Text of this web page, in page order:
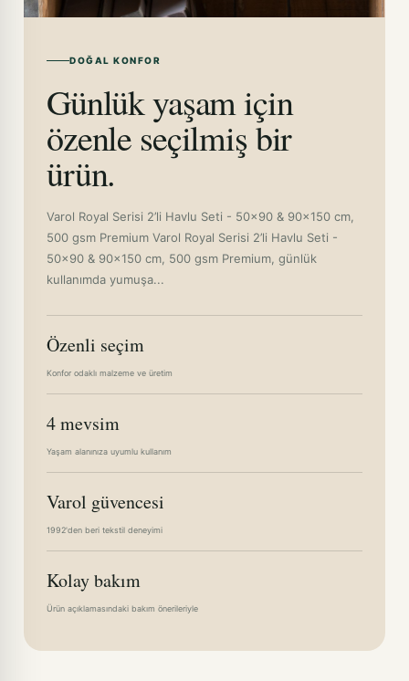
DOĞAL KONFOR
Günlük yaşam için
özenle seçilmiş bir
ürün.
Varol Royal Serisi 2’li Havlu Seti - 50x90 & 90x150 cm,
500 gsm Premium Varol Royal Serisi 2’li Havlu Seti -
50x90 & 90x150 cm, 500 gsm Premium, günlük
kullanımda yumuşa...
Özenli seçim
Konfor odaklı malzeme ve üretim
4 mevsim
Yaşam alanınıza uyumlu kullanım
Varol güvencesi
1992'den beri tekstil deneyimi
Kolay bakım
Ürün açıklamasındaki bakım önerileriyle